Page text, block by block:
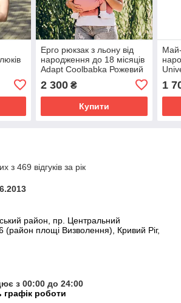
Ерго рюкзак з льону від
народження до 18 місяців
Adapt Coolbabka Рожевий
2 300₴
Купити
Май-
1
з 469 відгуків за рік
район, пр. Центральний
(район площі Визволення), Кривий Ріг,
з 00:00 до 24:00
графік роботи